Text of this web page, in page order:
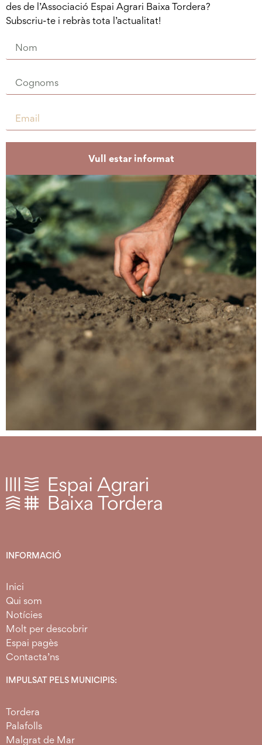
des de l’Associació Espai Agrari Baixa Tordera?
Subscriu-te i rebràs tota l’actualitat!
Vull estar informat
INFORMACIÓ
Inici
Qui som
Notícies
Molt per descobrir
Espai pagès
Contacta’ns
IMPULSAT PELS MUNICIPIS:
Tordera
Palafolls
Malgrat de Mar